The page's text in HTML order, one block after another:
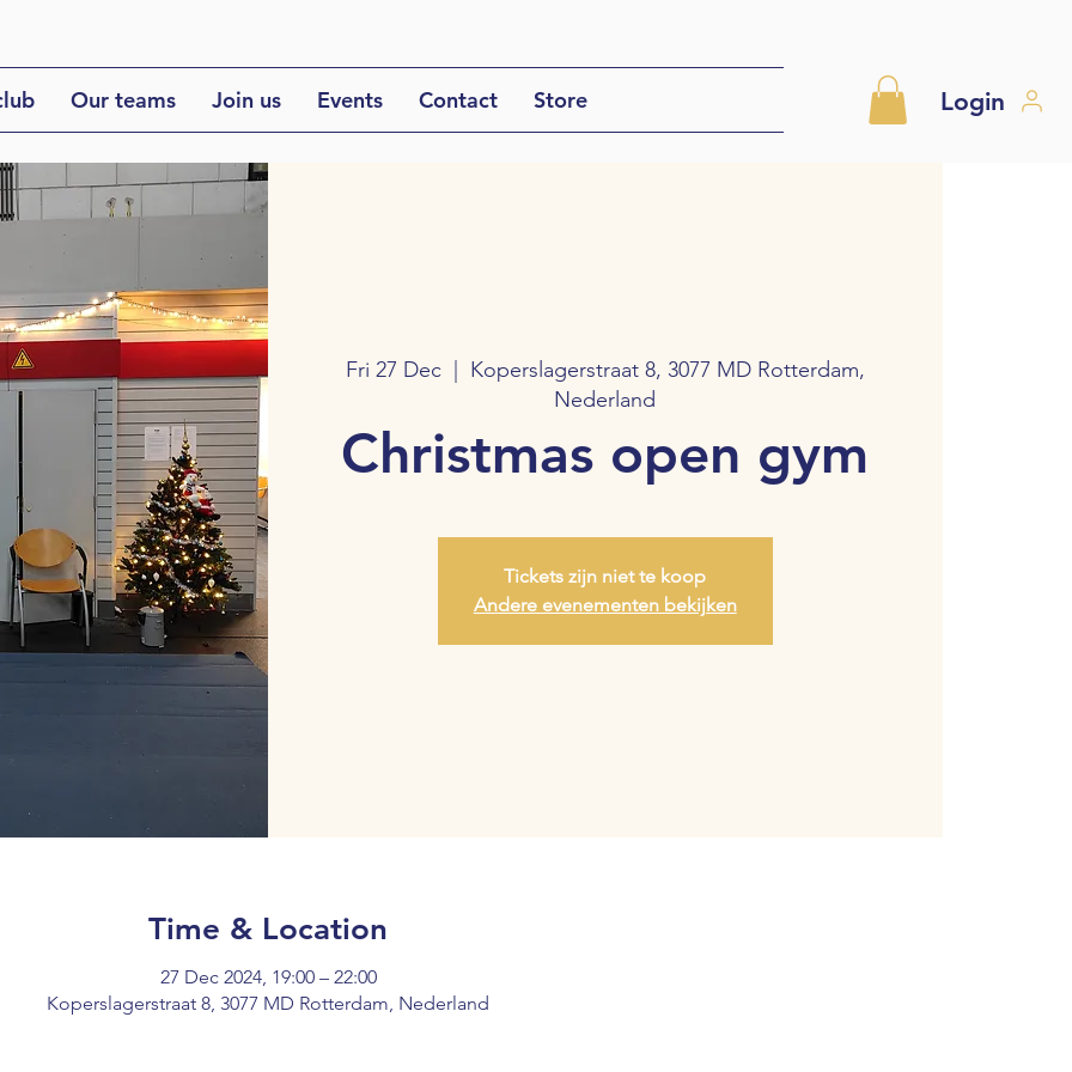
Our teams Join us Events Contact Store Login
Fri 27 Dec
  |
Koperslagerstraat 8, 3077 MD Rotterdam,
Nederland
Christmas open gym
Tickets zijn niet te koop
Andere evenementen bekijken
Time & Location
27 Dec 2024, 19:00 – 22:00
Koperslagerstraat 8, 3077 MD Rotterdam, Nederland